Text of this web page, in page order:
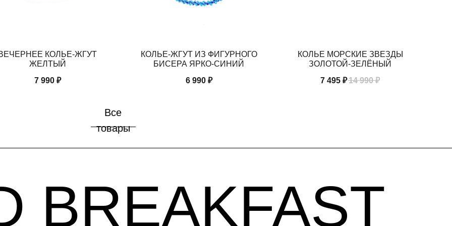
КОЛЬЕ-ЖГУТ
ЖЕЛТЫЙ
7 990 ₽
КОЛЬЕ-ЖГУТ ИЗ ФИГУРНОГО
БИСЕРА ЯРКО-СИНИЙ
6 990 ₽
КОЛЬЕ МОРСКИЕ ЗВЕЗДЫ
ЗОЛОТОЙ-ЗЕЛЁНЫЙ
7 495 ₽14 990 ₽
Все
товары